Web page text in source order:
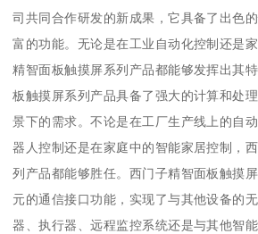
司共同合作研发的新成果，它具备了出色
富的功能。无论是在工业自动化控制还是
精智面板触摸屏系列产品都能够发挥出其
板触摸屏系列产品具备了强大的计算和处
景下的需求。不论是在工厂生产线上的自
器人控制还是在家庭中的智能家居控制，
列产品都能够胜任。西门子精智面板触摸
元的通信接口功能，实现了与其他设备的
器、执行器、远程监控系统还是与其他智